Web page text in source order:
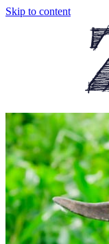
Skip to content